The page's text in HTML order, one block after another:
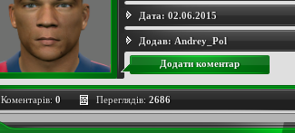
Дата: 02.06.2015
Додав: Andrey_Pol
Додати коментар
Коментарів: 0 Переглядів: 2686